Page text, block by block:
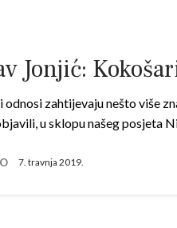
Jonjić:
odnosi zahtijevaju nešto više
u sklopu našeg posjeta
7. travnja 2019.